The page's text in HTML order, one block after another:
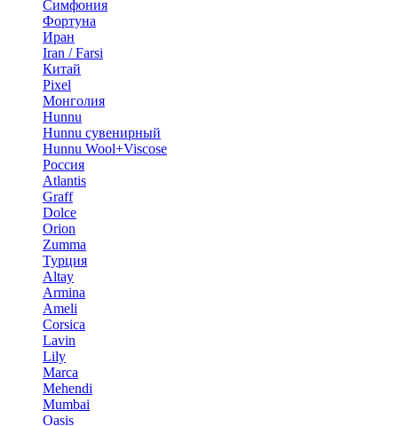
Симфония
Фортуна
Иран
Iran / Farsi
Китай
Pixel
Монголия
Hunnu
Hunnu сувенирный
Hunnu Wool+Viscose
Россия
Atlantis
Graff
Dolce
Orion
Zumma
Турция
Altay
Armina
Ameli
Corsica
Lavin
Lily
Marca
Mehendi
Mumbai
Oasis